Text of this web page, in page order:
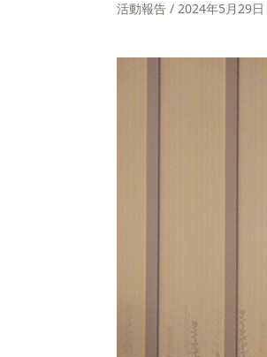
活動報告 2024年5月29日